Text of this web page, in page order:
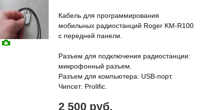
Кабель для программирования
мобильных радиостанций Roger KM-R100
с передней панели.
Разъем для подключения радиостанции:
микрофонный разъем.
Разъем для компьютера: USB-порт.
Чипсет: Prolific.
2 500 руб.